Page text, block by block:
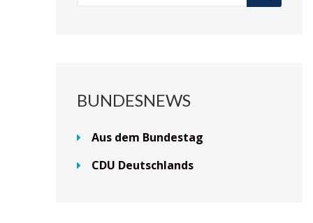
BUNDESNEWS
Aus dem Bundestag
CDU Deutschlands